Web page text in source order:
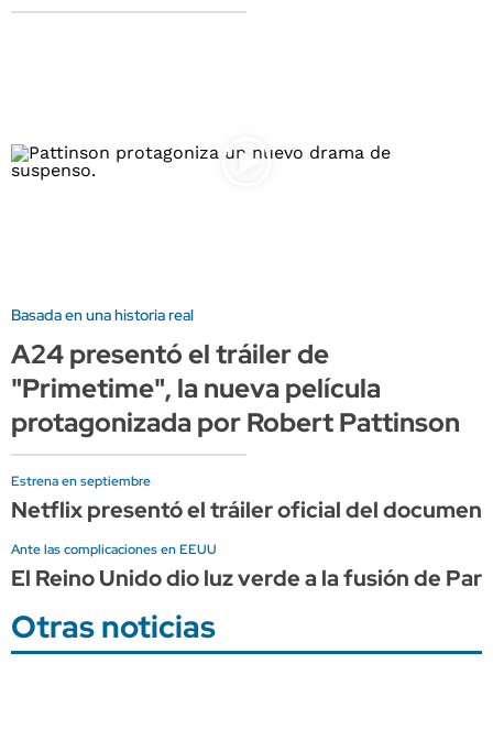
Basada en una historia real
A24 presentó el tráiler de
"Primetime", la nueva película
protagonizada por Robert Pattinson
Estrena en septiembre
Netflix presentó el tráiler oficial del
Ante las complicaciones en EEUU
El Reino Unido dio luz verde a la fusión de
Otras noticias